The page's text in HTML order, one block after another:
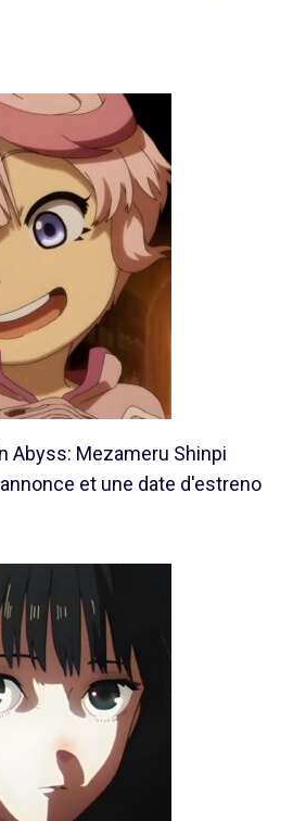
Abyss: Mezameru Shinpi
et une date d'estreno